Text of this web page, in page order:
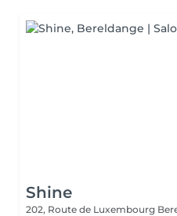
Shine
202, Route de Luxembourg